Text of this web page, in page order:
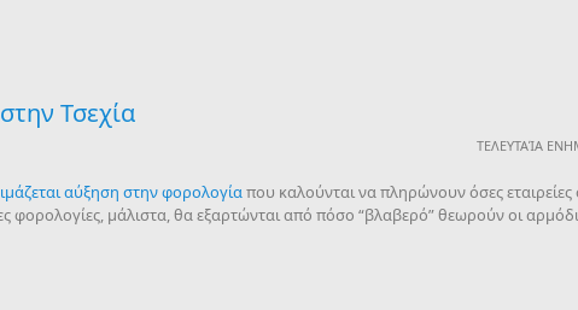
Τσεχία
ΤΕΛΕΥΤΑΊΑ
αύξηση στην φορολογίαπου καλούνται να πληρώνουν όσες εταιρείες
φορολογίες, μάλιστα, θα εξαρτώνται από πόσο “βλαβερό” θεωρούν οι